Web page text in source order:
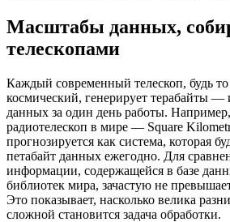
Масштабы данных,
телескопами
Каждый современный телескоп, будь
космический, генерирует терабайты
данных за один день работы.
радиотелескоп в мире — Square
прогнозируется как система, которая
петабайт данных ежегодно. Для
информации, содержащейся в базе
библиотек мира, зачастую не
Это показывает, насколько велика
сложной становится задача обработки.